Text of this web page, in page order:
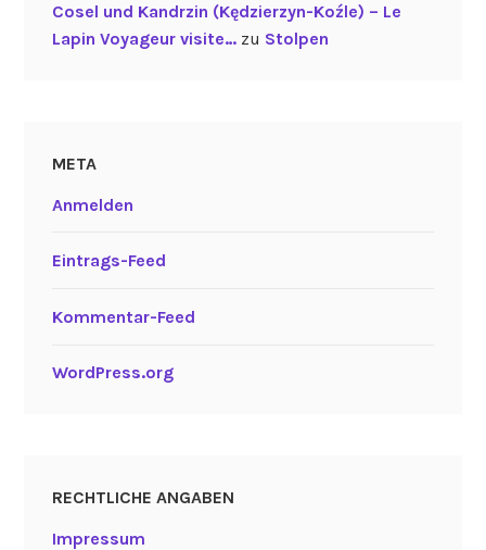
Cosel und Kandrzin (Kędzierzyn-Koźle) – Le
Lapin Voyageur visite…zu Stolpen
META
Anmelden
Eintrags-Feed
Kommentar-Feed
WordPress.org
RECHTLICHE ANGABEN
Impressum